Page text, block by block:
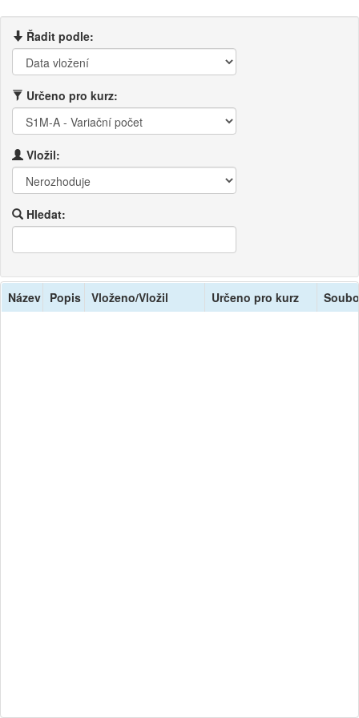
Řadit podle:
Určeno pro kurz:
Vložil:
Hledat:
Název Popis Vloženo/Vložil Určeno pro kurz